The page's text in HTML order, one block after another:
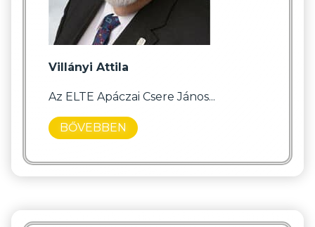
Villányi Attila
Az ELTE Apáczai Csere János...
BŐVEBBEN